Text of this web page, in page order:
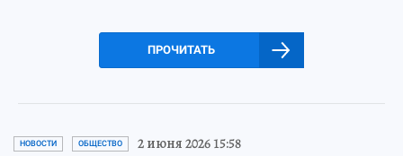
ПРОЧИТАТЬ
НОВОСТИ ОБЩЕСТВО 2 июня 2026 15:58